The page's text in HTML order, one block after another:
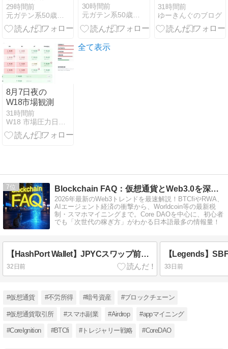
ぉ
29時間前
30時間前
31時間前
ゆーきんぐのブログ
8月7日夜の
W18市場観測
31時間前
全て表示
7 Blockchain FAQ：仮想通貨とWeb3.0を深掘り
2026年最新のWeb3トレンドを最速解説！BTCfiやRWA、
AIエージェント経済の衝撃から、Worldcoin等の最新税
制・スマホマイニングまで。Core DAOを中心に、初心者
でも「次世代の稼ぎ方」がわかる日本語最多の情報量！
【HashPort Wallet】JPYCスワップ前に知るべき4つの隠れたリスクと税務の罠
32日前 33日前
#仮想通貨 #不労所得 #暗号資産 #ブロックチェーン
#仮想通貨取引所 #スマホ副業 #Airdrop #appマイニング
#CoreIgnition #BTCfi #トレジャリー戦略 #CoreDAO